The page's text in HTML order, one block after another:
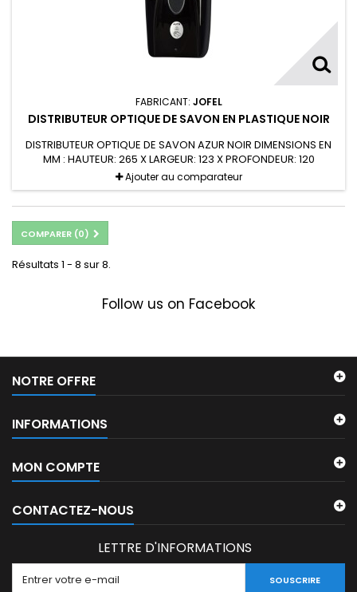
FABRICANT: JOFEL
DISTRIBUTEUR OPTIQUE DE SAVON EN PLASTIQUE NOIR
DISTRIBUTEUR OPTIQUE DE SAVON AZUR NOIR DIMENSIONS EN
MM : HAUTEUR: 265 X LARGEUR: 123 X PROFONDEUR: 120
FONCTIONNE AVEC 6 PILES AA-LR6 ALCALINES PAR CAPTEUR
OPTIQUE
Ajouter au comparateur
COMPARER (0)
Résultats 1 - 8 sur 8.
Follow us on Facebook
NOTRE OFFRE
INFORMATIONS
MON COMPTE
CONTACTEZ-NOUS
LETTRE D'INFORMATIONS
SOUSCRIRE